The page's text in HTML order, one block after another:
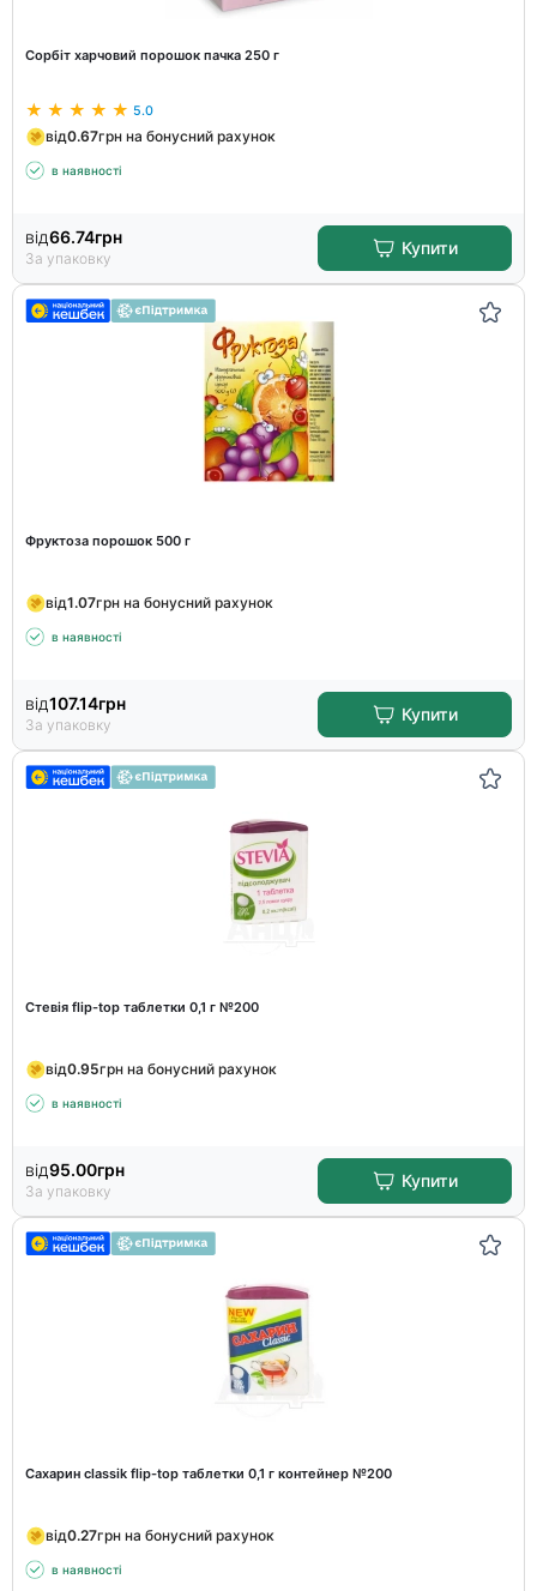
Сорбіт харчовий порошок пачка 250 г
5.0
від0.67грн на бонусний рахунок
в наявності
від66.74грн
За упаковку
Купити
Фруктоза порошок 500 г
від1.07грн на бонусний рахунок
в наявності
від107.14грн
За упаковку
Купити
Стевія flip-top таблетки 0,1 г №200
від0.95грн на бонусний рахунок
в наявності
від95.00грн
За упаковку
Купити
Сахарин classik flip-top таблетки 0,1 г контейнер №200
від0.27грн на бонусний рахунок
в наявності